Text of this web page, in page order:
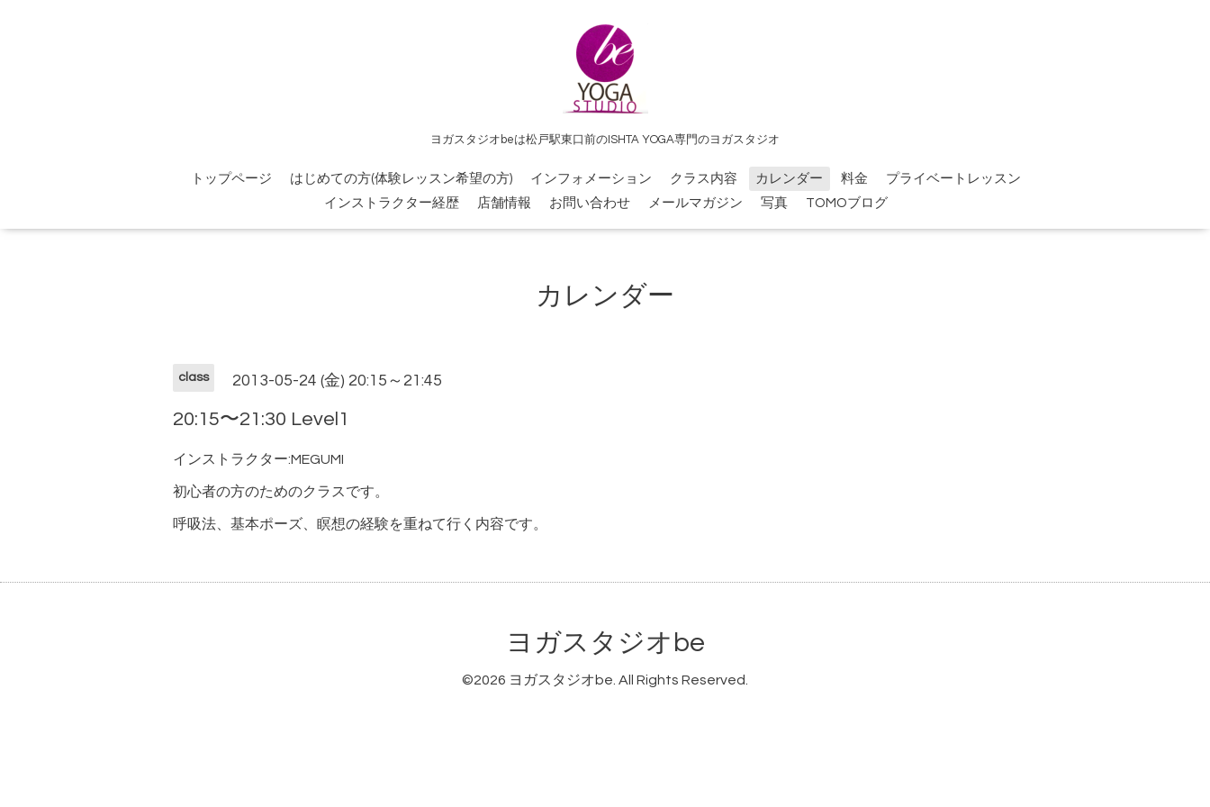
ヨガスタジオbeは松戸駅東口前のISHTA YOGA専門のヨガスタジオ
トップページ はじめての方(体験レッスン希望の方) インフォメーション クラス内容 カレンダー 料金
プライベートレッスン
インストラクター経歴
店舗情報 お問い合わせ メールマガジン 写真 TOMOブログ
カレンダー
class 2013-05-24 (金) 20:15～21:45
20:15〜21:30 Level1
インストラクター:MEGUMI
初心者の方のためのクラスです。
呼吸法、基本ポーズ、瞑想の経験を重ねて行く内容です。
ヨガスタジオbe
©2026 ヨガスタジオbe. All Rights Reserved.